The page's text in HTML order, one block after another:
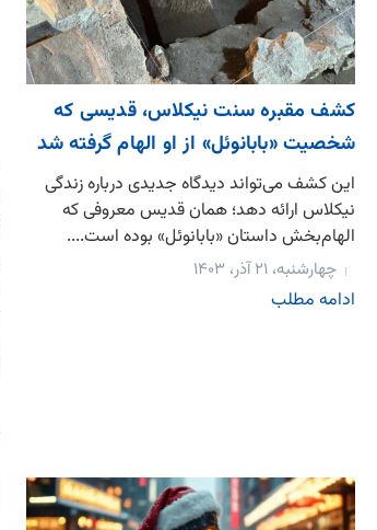
کشف مقبره سنت نیکلاس، قدیسی که
شخصیت «بابانوئل» از او الهام گرفته شد
این کشف می‌تواند دیدگاه جدیدی درباره زندگی
نیکلاس ارائه دهد؛ همان قدیس معروفی که
الهام‌بخش داستان «بابانوئل» بوده است....
چهارشنبه، ۲۱ آذر، ۱۴۰۳
ادامه مطلب